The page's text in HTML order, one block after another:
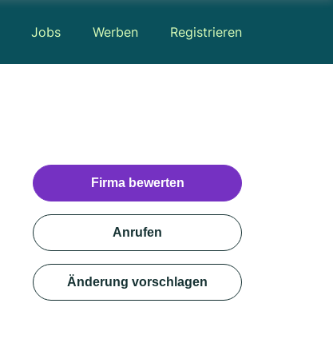
Jobs Werben Registrieren
Firma bewerten
Anrufen
Änderung vorschlagen